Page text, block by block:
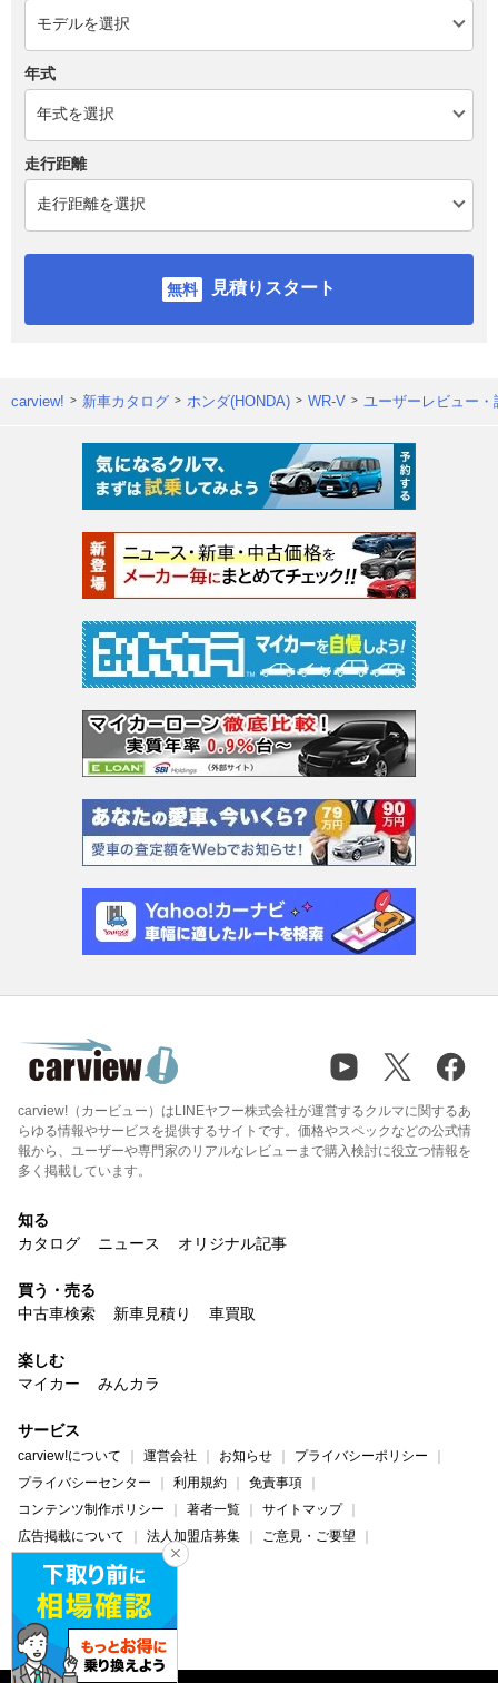
年式
走行距離
見積りスタート
carview! 新車カタログ ホンダ(HONDA) WR-V ユーザーレビュー・
carview!（カービュー）はLINEヤフー株式会社が運営するクルマに関するあ
らゆる情報やサービスを提供するサイトです。価格やスペックなどの公式情
報から、ユーザーや専門家のリアルなレビューまで購入検討に役立つ情報を
多く掲載しています。
知る
カタログ
ニュース オリジナル記事
買う・売る
中古車検索
新車見積り 車買取
楽しむ
マイカー
みんカラ
サービス
carview!について 運営会社 お知らせ
プライバシーポリシー
プライバシーセンター
利用規約
免責事項
コンテンツ制作ポリシー
著者一覧
サイトマップ
広告掲載について
法人加盟店募集
ご意見・ご要望
ヘルプ・お問い合わせ
carview! Yahoo! JAPAN